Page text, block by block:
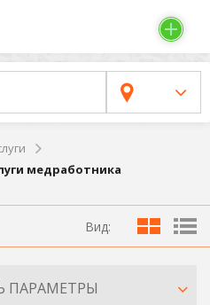
медработника
Вид:
ПАРАМЕТРЫ